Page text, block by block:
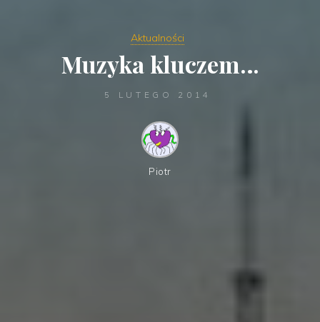
Aktualności
Muzyka kluczem…
5 LUTEGO 2014
Piotr